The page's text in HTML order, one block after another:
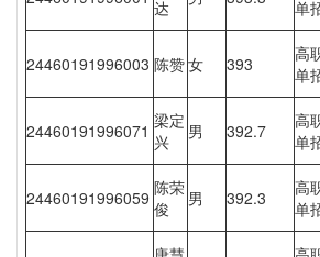
达
单
24460191996003 陈赞女 393
高
单
24460191996071 梁定
兴
男 392.7
高
单
24460191996059 陈荣
俊
男 392.3
高
单